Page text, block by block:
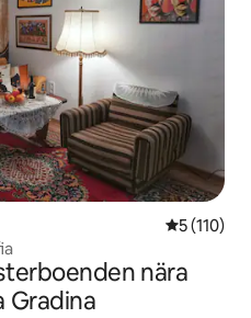
5 av 5 i
5 (110)
nära
Gradina